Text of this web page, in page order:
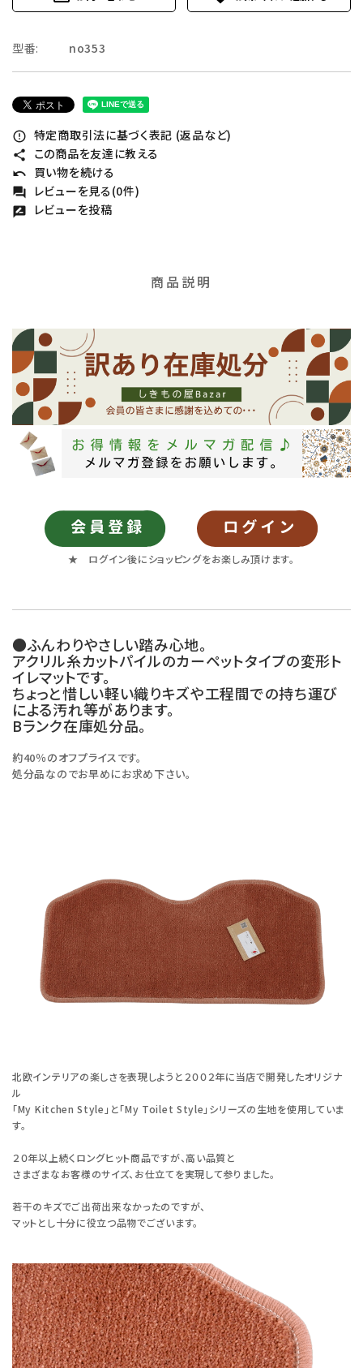
型番: no353
error_outline 特定商取引法に基づく表記 (返品など)
share この商品を友達に教える
undo 買い物を続ける
forum レビューを見る(0件)
rate_review レビューを投稿
商品説明
★ ログイン後にショッピングをお楽しみ頂けます。
●ふんわりやさしい踏み心地。
アクリル糸カットパイルのカーペットタイプの変形ト
イレマットです。
ちょっと惜しい軽い織りキズや工程間での持ち運び
による汚れ等があります。
Bランク在庫処分品。
約40％のオフプライスです。
処分品なのでお早めにお求め下さい。
北欧インテリアの楽しさを表現しようと２００２年に当店で開発したオリジナ
ル
「My Kitchen Style」と「My Toilet Style」シリーズの生地を使用していま
す。
２０年以上続くロングヒット商品ですが、高い品質と
さまざまなお客様のサイズ、お仕立てを実現して参りました。
若干のキズでご出荷出来なかったのですが、
マットとし十分に役立つ品物でございます。